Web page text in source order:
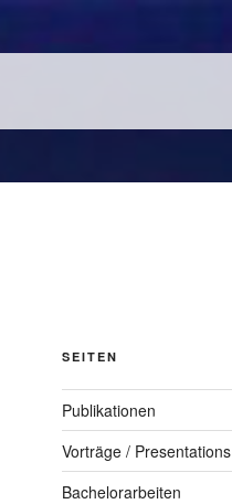
SEITEN
Publikationen
Vorträge / Presentations
Bachelorarbeiten